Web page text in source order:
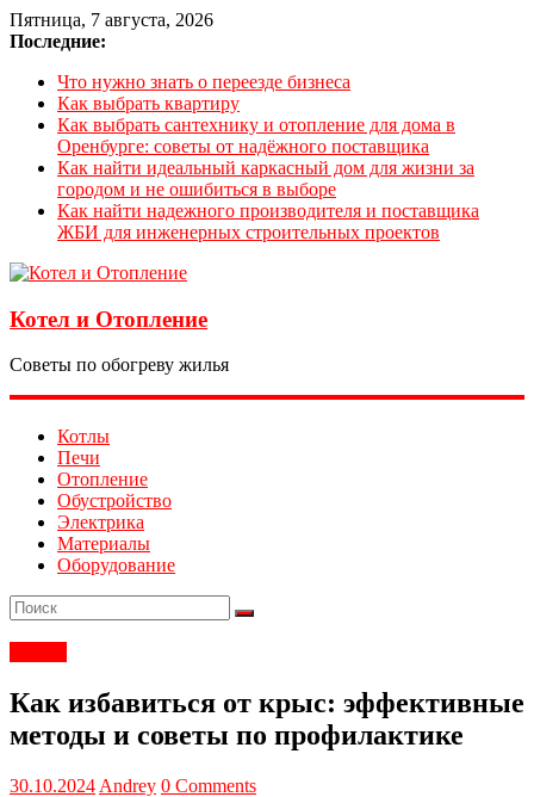
Пятница, 7 августа, 2026
Последние:
Что нужно знать о переезде бизнеса
Как выбрать квартиру
Как выбрать сантехнику и отопление для дома в
Оренбурге: советы от надёжного поставщика
Как найти идеальный каркасный дом для жизни за
городом и не ошибиться в выборе
Как найти надежного производителя и поставщика
ЖБИ для инженерных строительных проектов
Котел и Отопление
Советы по обогреву жилья
Котлы
Печи
Отопление
Обустройство
Электрика
Материалы
Оборудование
Как избавиться от крыс: эффективные
методы и советы по профилактике
30.10.2024 Andrey 0 Comments